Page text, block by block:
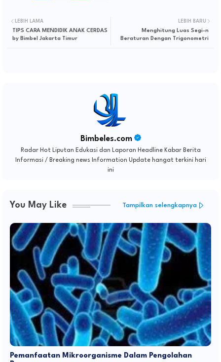
LEBIH BARU
Menghitung Luas Segi-n
Beraturan Dengan Trigonometri
LEBIH LAMA
TIPS CARA MENDIDIK ANAK CERDAS
by Bimbel Jakarta Timur
Bimbeles.com
Radar Hot Liputan Edukasi dan Laporan Headline Kabar Berita
Informasi / Breaking news Information Update hangat terkini hari
ini
You May Like Tampilkan selengkapnya
Pemanfaatan Mikroorganisme Dalam Pengolahan